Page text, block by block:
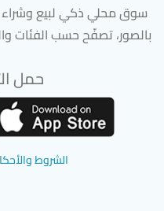
سوق محلي ذكي لبيع وشراء
بالصور، تصفّح حسب الفئات
حمل
الشروط